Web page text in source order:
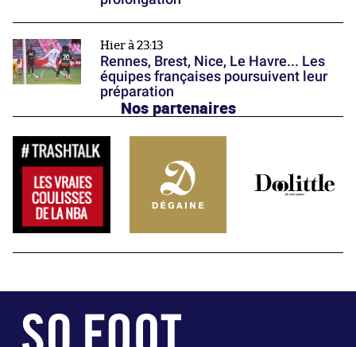
Hier à 23:13
Rennes, Brest, Nice, Le Havre... Les
équipes françaises poursuivent leur
préparation
Nos partenaires